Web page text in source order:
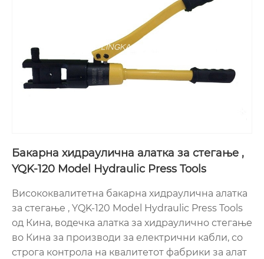
Бакарна хидраулична алатка за стегање ,
YQK-120 Model Hydraulic Press Tools
Висококвалитетна бакарна хидраулична алатка
за стегање , YQK-120 Model Hydraulic Press Tools
од Кина, водечка алатка за хидраулично стегање
во Кина за производи за електрични кабли, со
строга контрола на квалитетот фабрики за алат